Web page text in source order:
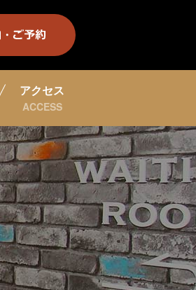
アクセス
ACCESS